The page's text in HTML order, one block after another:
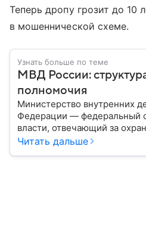
Теперь дропу грозит до 10
в мошеннической схеме.
Узнать больше по теме
МВД России:
полномочия
Министерство внутренних
Федерации — федеральный
власти, отвечающий за
порядка, борьбу с
России, какие задачи
Читать дальше